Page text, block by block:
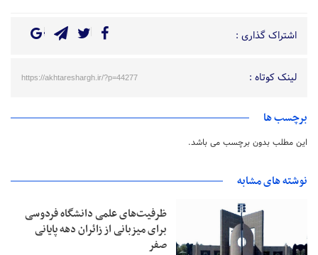
اشتراک گذاری :
لینک کوتاه : https://akhtareshargh.ir/?p=44277
برچسب ها
این مطلب بدون برچسب می باشد.
نوشته های مشابه
ظرفیت‌های علمی دانشگاه فردوسی
برای میزبانی از زائران دهه پایانی
صفر